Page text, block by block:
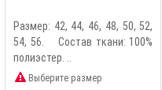
Размер: 42, 44, 46, 48, 50, 52,
54, 56. Состав ткани: 100%
полиэстер. ..
Выберите размер